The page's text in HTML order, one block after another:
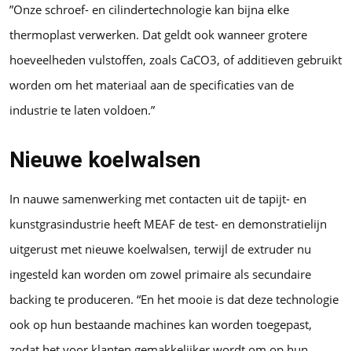
”Onze schroef- en cilindertechnologie kan bijna elke
thermoplast verwerken. Dat geldt ook wanneer grotere
hoeveelheden vulstoffen, zoals CaCO3, of additieven gebruikt
worden om het materiaal aan de specificaties van de
industrie te laten voldoen.”
Nieuwe koelwalsen
In nauwe samenwerking met contacten uit de tapijt- en
kunstgrasindustrie heeft MEAF de test- en demonstratielijn
uitgerust met nieuwe koelwalsen, terwijl de extruder nu
ingesteld kan worden om zowel primaire als secundaire
backing te produceren. “En het mooie is dat deze technologie
ook op hun bestaande machines kan worden toegepast,